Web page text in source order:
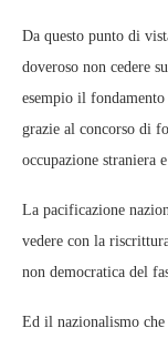
Da questo punto di
doveroso non cedere
esempio il
grazie al concorso di
occupazione straniera
La pacificazione
vedere con la
non democratica del
Ed il nazionalismo